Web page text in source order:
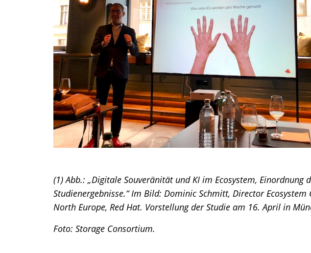
(1) Abb.: „Digitale Souveränität und KI im Ecosystem, Einordnung
Studienergebnisse.“ Im Bild: Dominic Schmitt, Director Ecosystem
North Europe, Red Hat. Vorstellung der Studie am 16. April in
Foto: Storage Consortium.